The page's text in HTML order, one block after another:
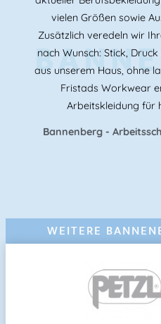
vielen Größen sowie
Zusätzlich veredeln wir
nach Wunsch: Stick,
aus unserem Haus, ohne
Fristads Workwear
Arbeitskleidung für
Bannenberg -
WEITERE